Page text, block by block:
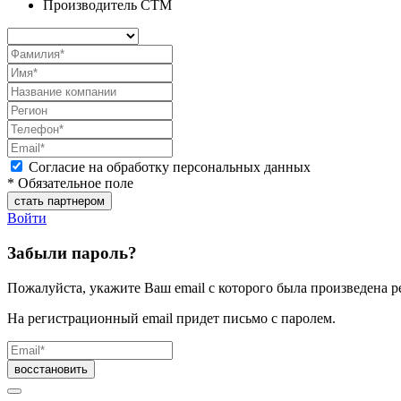
Производитель СТМ
Согласие на обработку персональных данных
* Обязательное поле
Войти
Забыли пароль?
Пожалуйста, укажите Ваш email с которого была произведена
На регистрационный email придет письмо с паролем.